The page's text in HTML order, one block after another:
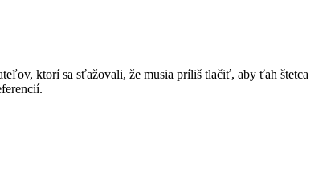
ktorí sa sťažovali, že musia príliš tlačiť, aby ťah štetca